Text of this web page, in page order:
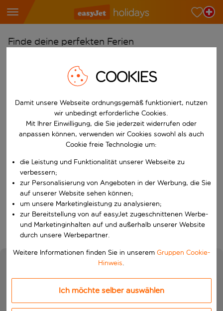
Finde deine perfekten Ferien
Wähle deine Flughäfen
Beginne mit der Eingabe für die automatische
Reiseziele finden
Nach
W&auml;hle ein Ab- und R&uuml;ckflugdatum aus.
Wähle deine Reisedaten
Wann
Wer
Suchen
COOKIES
Damit unsere Webseite ordnungsgemäß funktioniert, nutzen
wir unbedingt erforderliche Cookies.
Mit Ihrer Einwilligung, die Sie jederzeit widerrufen oder
anpassen können, verwenden wir Cookies sowohl als auch
Cookie freie Technologie um:
die Leistung und Funktionalität unserer Webseite zu
verbessern;
zur Personalisierung von Angeboten in der Werbung, die Sie
auf unserer Website sehen können;
um unsere Marketingleistung zu analysieren;
zur Bereitstellung von auf easyJet zugeschnittenen Werbe-
und Marketinginhalten auf und außerhalb unserer Website
durch unsere Werbepartner.
Weitere Informationen finden Sie in unserem Gruppen Cookie-
Hinweis.
Ich möchte selber auswählen